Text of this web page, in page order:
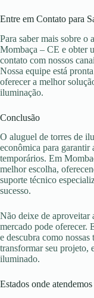
Entre em Contato para
Para saber mais sobre o
Mombaça – CE e obter
contato com nossos
Nossa equipe está
oferecer a melhor
iluminação.
Conclusão
O aluguel de torres de
econômica para
temporários. Em
melhor escolha,
suporte técnico
sucesso.
Não deixe de aproveitar
mercado pode oferecer.
e descubra como
transformar seu projeto,
iluminado.
Estados onde atendemos